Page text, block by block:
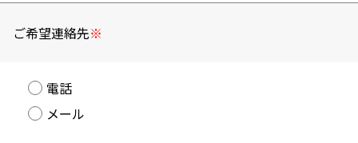
ご希望連絡先※
電話
メール